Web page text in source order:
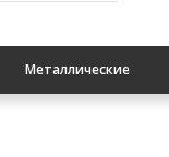
Металлические